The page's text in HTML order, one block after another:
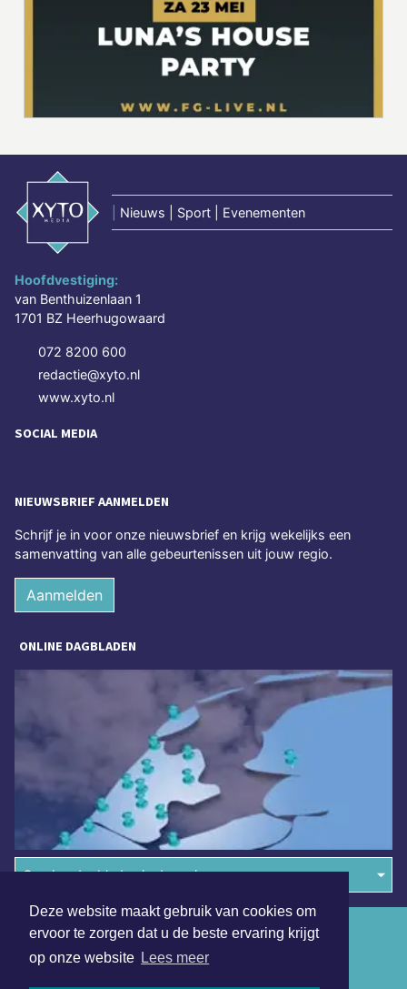
Deze website maakt gebruik van cookies om
ervoor te zorgen dat u de beste ervaring krijgt
op onze website Lees meer
Nieuws | Sport | Evenementen
Hoofdvestiging:
van Benthuizenlaan 1
1701 BZ Heerhugowaard
072 8200 600
redactie@xyto.nl
www.xyto.nl
SOCIAL MEDIA
NIEUWSBRIEF AANMELDEN
Schrijf je in voor onze nieuwsbrief en krijg wekelijks een
samenvatting van alle gebeurtenissen uit jouw regio.
Aanmelden
ONLINE DAGBLADEN
Overige dagbladen in de regio
Algemene voorwaarden
Disclaimer